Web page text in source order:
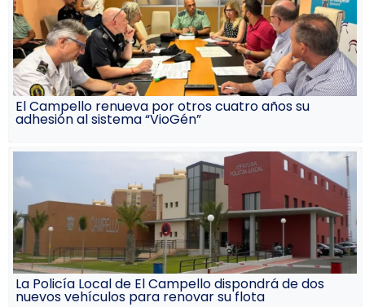
El Campello renueva por otros cuatro años su
adhesión al sistema “VioGén”
La Policía Local de El Campello dispondrá de dos
nuevos vehículos para renovar su flota